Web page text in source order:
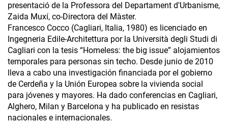
presentació de la Professora del Departament d'Urbanisme,
Zaida Muxí, co-Directora del Màster.
Francesco Cocco (Cagliari, Italia, 1980) es licenciado en
Ingegneria Edile-Architettura por la Università degli Studi di
Cagliari con la tesis “Homeless: the big issue” alojamientos
temporales para personas sin techo. Desde junio de 2010
lleva a cabo una investigación financiada por el gobierno
de Cerdeña y la Unión Europea sobre la vivienda social
para jóvenes y mayores. Ha dado conferencias en Cagliari,
Alghero, Milan y Barcelona y ha publicado en resistas
nacionales e internacionales.